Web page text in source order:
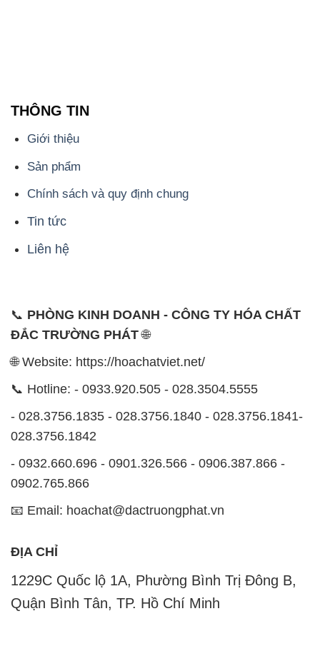
THÔNG TIN
Giới thiệu
Sản phẩm
Chính sách và quy định chung
Tin tức
Liên hệ
📞 PHÒNG KINH DOANH - CÔNG TY HÓA CHẤT
ĐẮC TRƯỜNG PHÁT🌐
🌐 Website: https://hoachatviet.net/
📞 Hotline: - 0933.920.505 - 028.3504.5555
- 028.3756.1835 - 028.3756.1840 - 028.3756.1841-
028.3756.1842
- 0932.660.696 - 0901.326.566 - 0906.387.866 -
0902.765.866
📧 Email: hoachat@dactruongphat.vn
ĐỊA CHỈ
1229C Quốc lộ 1A, Phường Bình Trị Đông B,
Quận Bình Tân, TP. Hồ Chí Minh